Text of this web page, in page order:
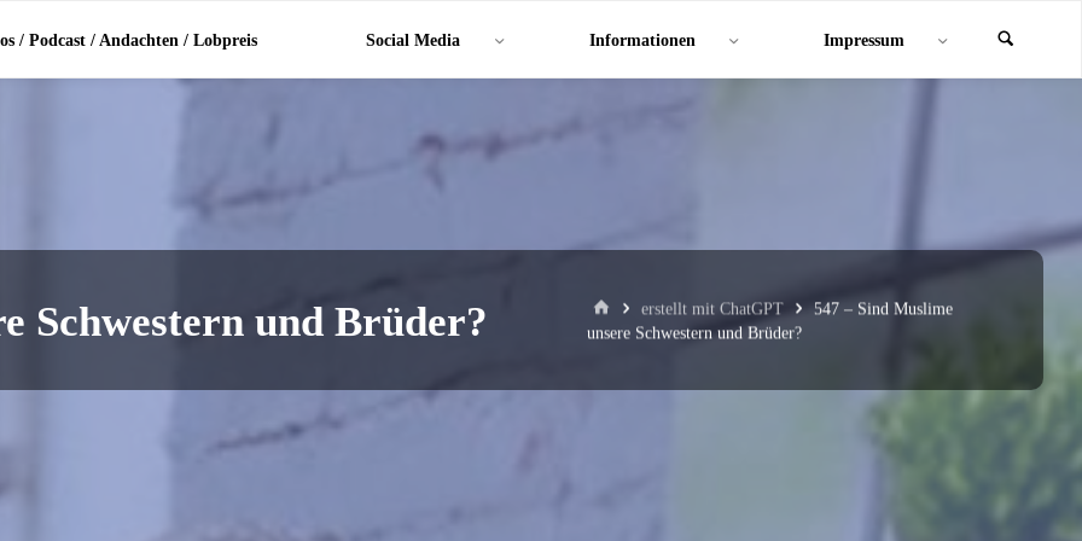
/ Podcast / Andachten / Lobpreis Social Media Informationen Impressum
Schwestern und Brüder? Starterstellt mit ChatGPT
547 – Sind Muslime
unsere Schwestern und Brüder?